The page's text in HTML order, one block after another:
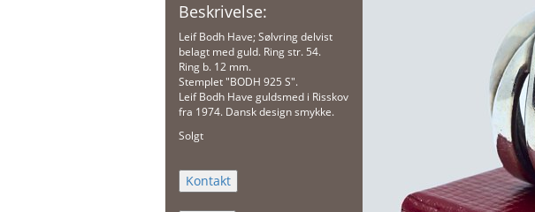
Beskrivelse:
Leif Bodh Have; Sølvring delvist
belagt med guld. Ring str. 54.
Ring b. 12 mm.
Stemplet "BODH 925 S".
Leif Bodh Have guldsmed i Risskov
fra 1974. Dansk design smykke.
Solgt